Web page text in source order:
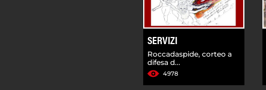
SERVIZI
Roccadaspide, corteo a
difesa d...
4978